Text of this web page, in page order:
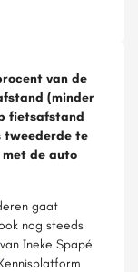
van de
(minder
fietsafstand
tweederde te
de auto
gaat
nog steeds
van Ineke Spapé